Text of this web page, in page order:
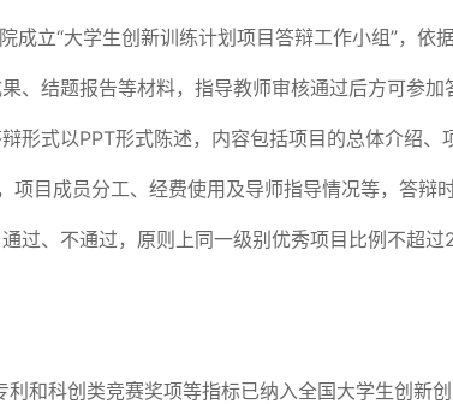
成立“大学生创新训练计划项目答辩工作小组”，依
、结题报告等材料，指导教师审核通过后方可参加
形式以PPT形式陈述，内容包括项目的总体介绍
目成员分工、经费使用及导师指导情况等，答辩
过、不通过，原则上同一级别优秀项目比例不超
和科创类竞赛奖项等指标已纳入全国大学生创新